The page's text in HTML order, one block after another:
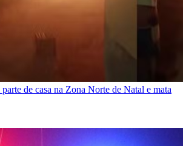
de casa na Zona Norte de Natal e mata